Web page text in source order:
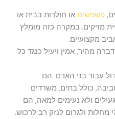
פשפשים או חולדות בבית או
מזיקים. במקרה כזה מומלץ
מקצועיים.
מהיר, אמין ויעיל כנגד כל
עבור בני האדם. הם
כולל בתים, משרדים
ולא נעימים למאה, הם
מחלות ולגרום לנזק רב לרכוש.